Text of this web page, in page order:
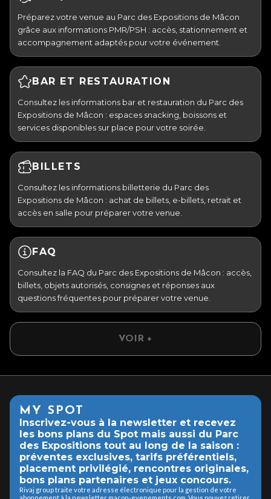
Préparez votre venue au Parc des Expositions de Mâcon
grâce aux informations PMR/PSH : accès, stationnement et
accompagnement adaptés pour votre événement.
BAR ET RESTAURATION
Consultez les informations bar et restauration du Parc des
Expositions de Mâcon : espaces snacking, boissons et
services disponibles sur place pour votre soirée.
BILLETS
Consultez les informations billetterie du Parc des
Expositions de Mâcon : achat de billets, e-billets, retrait et
accès en salle pour préparer votre venue.
FAQ
Consultez la FAQ du Parc des Expositions de Mâcon : accès,
billets, objets autorisés, consignes et réponses aux
questions fréquentes pour préparer votre venue.
VOIR +
MY SPOT
Inscrivez-vous à la newsletter et recevez
les bons plans du Spot mais aussi du Parc
des Expositions tout au long de la saison :
préventes exclusives, tarifs préférentiels,
placement privilégié, rencontres originales,
bons plans partenaires et jeux concours.
Rivaj group traite votre adresse électronique pour la gestion de votre
abonnement à la newsletter macon-evenements.com. Vous pouvez retirer